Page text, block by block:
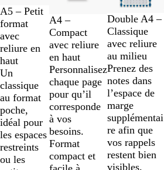
A5 – Petit
format
avec
reliure en
haut
Un
classique
au format
poche,
idéal pour
les espaces
restreints
ou les
A4 –
Compact
avec reliure
en haut
Personnalisez
chaque page
pour qu’il
corresponde
à vos
besoins.
Format
compact et
Double A4 –
Classique
avec reliure
au milieu
Prenez des
notes dans
l’espace de
marge
supplémentai
re afin que
vos rappels
restent bien
visibles.
sur
5